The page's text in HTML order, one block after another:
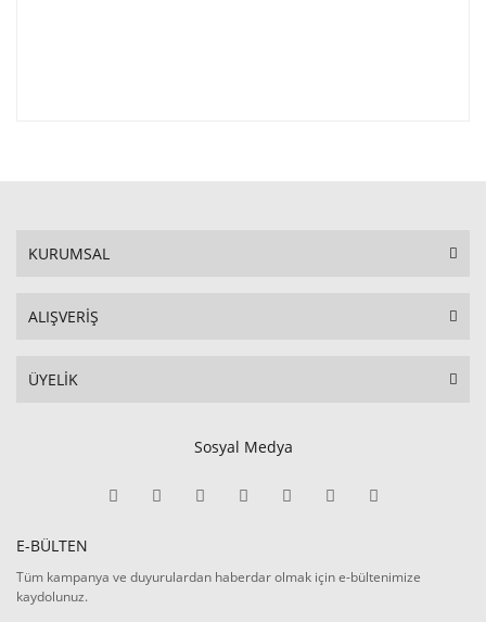
KURUMSAL
ALIŞVERİŞ
ÜYELİK
Sosyal Medya
E-BÜLTEN
Tüm kampanya ve duyurulardan haberdar olmak için e-bültenimize
kaydolunuz.